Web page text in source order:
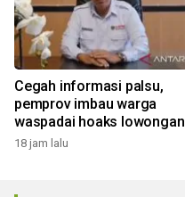
Cegah informasi palsu,
pemprov imbau warga
waspadai hoaks lowongan
kerja Blok Masela
18 jam lalu